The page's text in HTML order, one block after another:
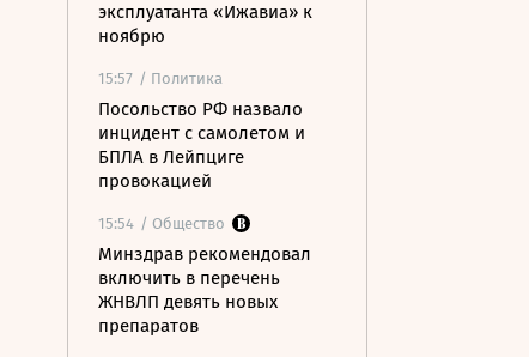
эксплуатанта «Ижавиа» к
ноябрю
15:57 / Политика
Посольство РФ назвало
инцидент с самолетом и
БПЛА в Лейпциге
провокацией
15:54 / Общество
Минздрав рекомендовал
включить в перечень
ЖНВЛП девять новых
препаратов